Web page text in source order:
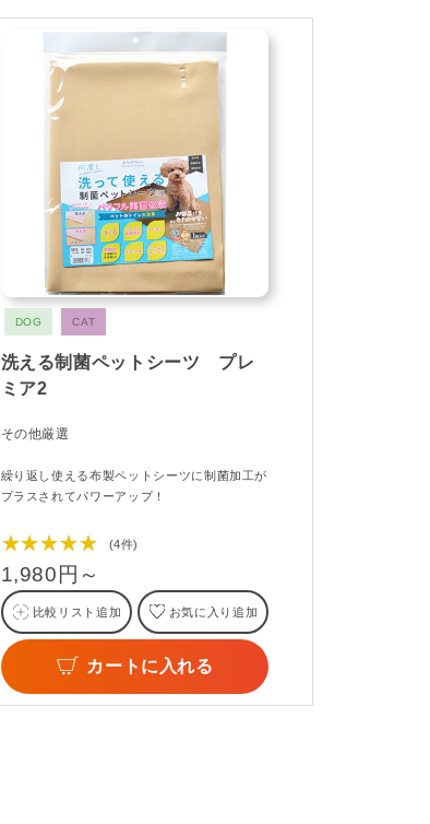
DOG CAT
洗える制菌ペットシーツ プレ
ミア2
その他厳選
繰り返し使える布製ペットシーツに制菌加工が
プラスされてパワーアップ！
★★★★★ (4件)
1,980円～
比較リスト追加 お気に入り追加
カートに入れる